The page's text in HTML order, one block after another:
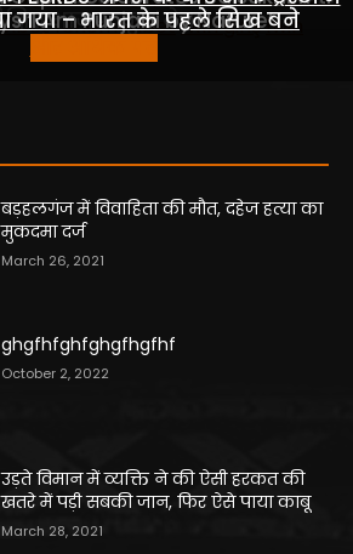
बड़हलगंज में विवाहिता की मौत, दहेज हत्या का
मुकदमा दर्ज
March 26, 2021
ghgfhfghfghgfhgfhf
October 2, 2022
उड़ते विमान में व्यक्ति ने की ऐसी हरकत की
खतरे में पड़ी सबकी जान, फिर ऐसे पाया काबू
March 28, 2021